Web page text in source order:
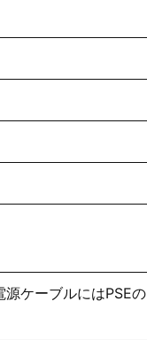
ケーブルにはPSEの